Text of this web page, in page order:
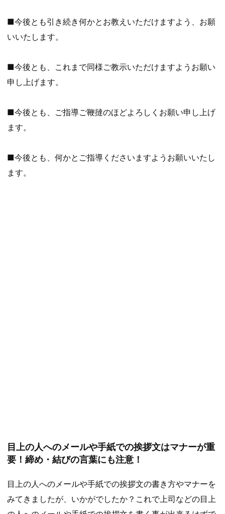
■今後とも引き続き何かとお教えいただけますよう、お願
いいたします。
■今後とも、これまで同様ご教示いただけますようお願い
申し上げます。
■今後とも、ご指導ご鞭撻のほどよろしくお願い申し上げ
ます。
■今後とも、何かとご指導くださいますようお願いいたし
ます。
目上の人へのメールや手紙での挨拶文はマナーが重
要！締め・結びの言葉にも注意！
目上の人へのメールや手紙での挨拶文の書き方やマナーを
みてきましたが、いかがでしたか？これで上司などの目上